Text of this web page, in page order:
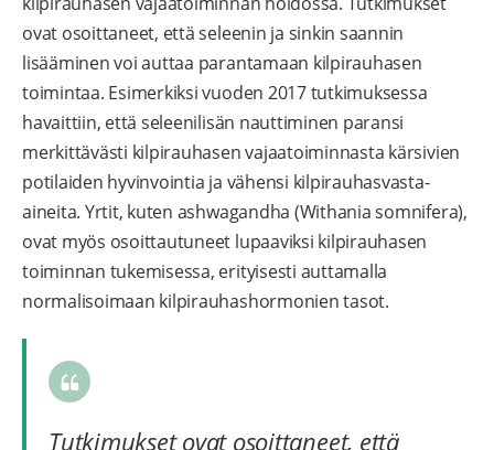
ovat osoittaneet, että seleenin ja sinkin saannin
lisääminen voi auttaa parantamaan kilpirauhasen
toimintaa. Esimerkiksi vuoden 2017 tutkimuksessa
havaittiin, että seleenilisän nauttiminen paransi
merkittävästi kilpirauhasen vajaatoiminnasta kärsivien
potilaiden hyvinvointia ja vähensi kilpirauhasvasta-
aineita. Yrtit, kuten ashwagandha (Withania somnifera),
ovat myös osoittautuneet lupaaviksi kilpirauhasen
toiminnan tukemisessa, erityisesti auttamalla
normalisoimaan kilpirauhashormonien tasot.
Tutkimukset ovat osoittaneet, että